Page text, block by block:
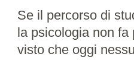
Se il percorso di
la psicologia non
visto che oggi